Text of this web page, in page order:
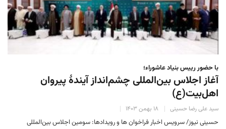
با حضور رییس بنیاد عاشوراء؛
آغاز اجلاس بین‌المللی چشم‌انداز آیندهٔ پیروان
اهل‌بیت(ع)
سید علی رضا حسینی ۱۸ بهمن ۱۴۰۳
حسینی نیوز/ سرویس اخبار فراخوان ها و رویدادها: سومین اجلاس بین‌المللی